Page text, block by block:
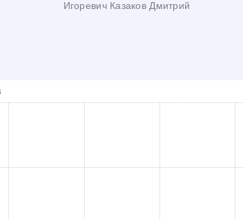
Игоревич Казаков Дмитрий